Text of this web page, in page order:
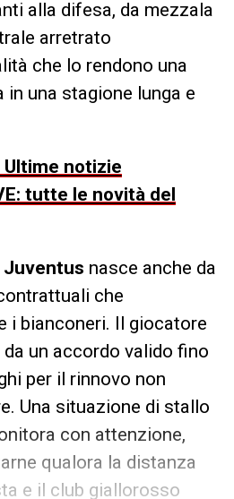
alla difesa, da mezzala
arretrato
che lo rendono una
una stagione lunga e
Ultime notizie
tutte le novità del
nasce anche da
che
i bianconeri. Il giocatore
un accordo valido fino
per il rinnovo non
Una situazione di stallo
con attenzione,
qualora la distanza
e il club giallorosso